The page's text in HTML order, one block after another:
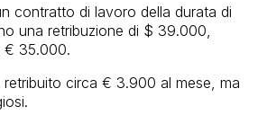
contratto di lavoro della durata di
una retribuzione di $ 39.000,
€ 35.000.
circa € 3.900 al mese, ma